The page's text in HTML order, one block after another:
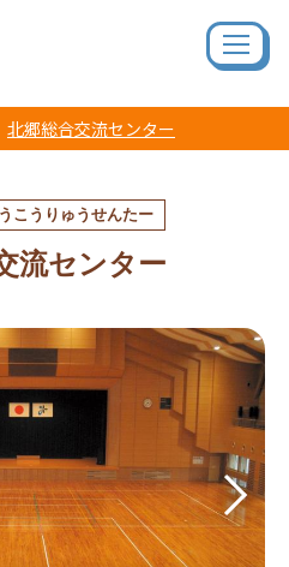
北郷総合交流センター
こうりゅうせんたー
流センター